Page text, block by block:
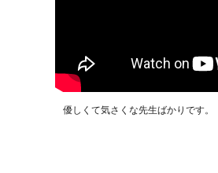
優しくて気さくな先生ばかりです。